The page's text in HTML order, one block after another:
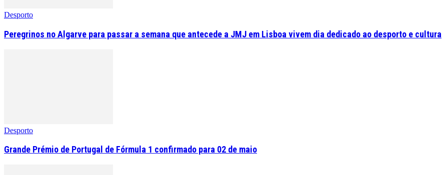
Desporto
Peregrinos no Algarve para passar a semana que antecede a JMJ em Lisboa vivem dia dedicado ao desporto e cultura
Desporto
Grande Prémio de Portugal de Fórmula 1 confirmado para 02 de maio